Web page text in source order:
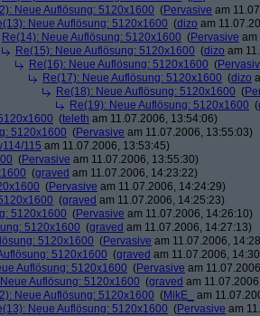
Neue Auflösung: 5120x1600 (Pervasive am
Neue Auflösung: 5120x1600 (dizo am
Re(14): Neue Auflösung: 5120x1600 (Pervasive am
Re(15): Neue Auflösung: 5120x1600 (dizo am
Re(16): Neue Auflösung: 5120x1600 (
Re(17): Neue Auflösung: 5120x1600 (dizo
Re(18): Neue Auflösung: 5120x1600 (
Re(19): Neue Auflösung: 5120x1600 (
(teleth am 11.07.2006, 13:54:06)
5120x1600 (Pervasive am 11.07.2006, 13:55:03)
115 am 11.07.2006, 13:53:45)
(Pervasive am 11.07.2006, 13:55:30)
(graved am 11.07.2006, 14:23:22)
(Pervasive am 11.07.2006, 14:24:29)
(graved am 11.07.2006, 14:25:23)
5120x1600 (Pervasive am 11.07.2006, 14:26:10)
5120x1600 (graved am 11.07.2006, 14:27:13)
5120x1600 (Pervasive am 11.07.2006,
5120x1600 (graved am 11.07.2006,
Auflösung: 5120x1600 (Pervasive am
Auflösung: 5120x1600 (graved am
Neue Auflösung: 5120x1600 (MikE_
am
Neue Auflösung: 5120x1600 (Pervasive am